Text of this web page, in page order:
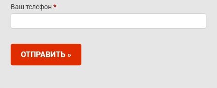
Ваш телефон *
ОТПРАВИТЬ »